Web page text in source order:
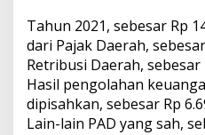
Tahun 2021, sebesar Rp
dari Pajak Daerah,
Retribusi Daerah, sebesar
Hasil pengolahan
dipisahkan, sebesar Rp
Lain-lain PAD yang sah,